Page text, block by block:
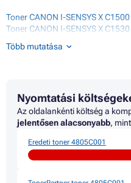
Toner CANON I-SENSYS X C1500
Toner CANON I-SENSYS X C1530
Toner CANON I-SENSYS X C1533
Toner CANON I-SENSYS X C1533I
Toner CANON I-SENSYS X
Toner CANON I-SENSYS X C1538
Toner CANON I-SENSYS X C1538I
Toner CANON I-SENSYS X
Toner CANON I-SENSYS X C1538P
Toner CANON IMAGECLASS X
Több mutatása
Nyomtatási
Az oldalankénti költség a
jelentősen alacsonyabb,
Eredeti toner 4805C001